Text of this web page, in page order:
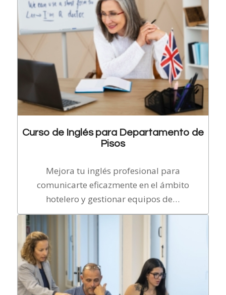
Curso de Inglés para Departamento de
Pisos
Mejora tu inglés profesional para
comunicarte eficazmente en el ámbito
hotelero y gestionar equipos de…